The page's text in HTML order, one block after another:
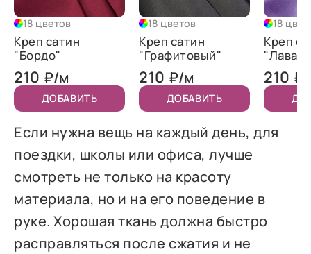
18 цветов
Креп сатин
"Бордо"
210 ₽/м
ДОБАВИТЬ
18 цветов
Креп сатин
"Графитовый"
210 ₽/м
ДОБАВИТЬ
18
Креп
210
Если нужна вещь на каждый день, для
поездки, школы или офиса, лучше
смотреть не только на красоту
материала, но и на его поведение в
руке. Хорошая ткань должна быстро
расправляться после сжатия и не